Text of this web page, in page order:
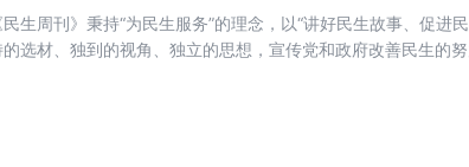
民生周刊》秉持“为民生服务”的理念，以“讲好民生故事、促
的选材、独到的视角、独立的思想，宣传党和政府改善民生的